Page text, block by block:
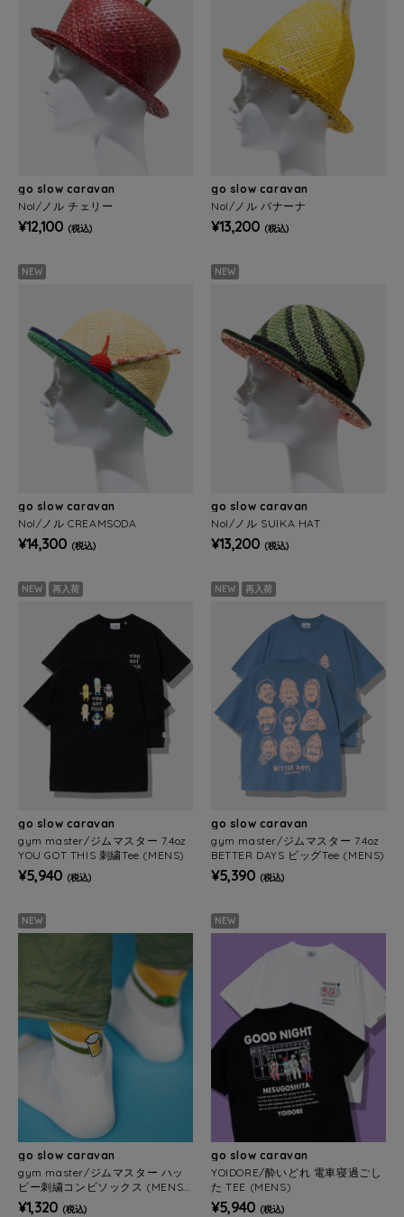
go slow caravan
Nol/ノル チェリー
¥12,100 (税込)
go slow caravan
Nol/ノル バナーナ
¥13,200 (税込)
NEW
go slow caravan
Nol/ノル CREAMSODA
¥14,300 (税込)
NEW
go slow caravan
Nol/ノル SUIKA HAT
¥13,200 (税込)
NEW 再入荷
go slow caravan
gym master/ジムマスター 7.4oz
YOU GOT THIS 刺繍Tee (MENS)
¥5,940 (税込)
NEW 再入荷
go slow caravan
gym master/ジムマスター 7.4oz
BETTER DAYS ビッグTee (MENS)
¥5,390 (税込)
NEW
go slow caravan
gym master/ジムマスター ハッ
ピー刺繍コンビソックス (MENS/
WOMENS)
¥1,320 (税込)
NEW
go slow caravan
YOIDORE/酔いどれ 電車寝過ごし
た TEE (MENS)
¥5,940 (税込)